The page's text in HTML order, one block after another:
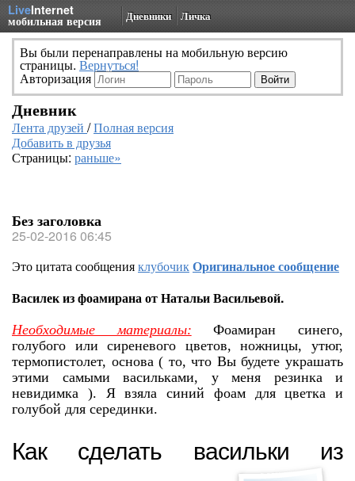
LiveInternet
мобильная версия Дневники Личка
Вы были перенаправлены на мобильную версию
страницы. Вернуться!
Авторизация
Дневник
Лента друзей /Полная версия
Добавить в друзья
Страницы: раньше»
Без заголовка
25-02-2016 06:45
Это цитата сообщенияклубочикОригинальное сообщение
Василек из фоамирана от Натальи Васильевой.
Необходимые материалы:
Фоамиран синего,
голубого или сиреневого цветов, ножницы, утюг,
термопистолет, основа ( то, что Вы будете украшать
этими самыми васильками, у меня резинка и
невидимка ). Я взяла синий фоам для цветка и
голубой для серединки.
Как сделать васильки из